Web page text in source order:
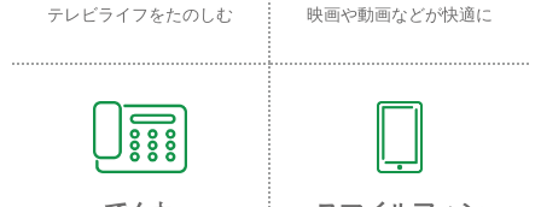
テレビライフをたのしむ
映画や動画などが快適に